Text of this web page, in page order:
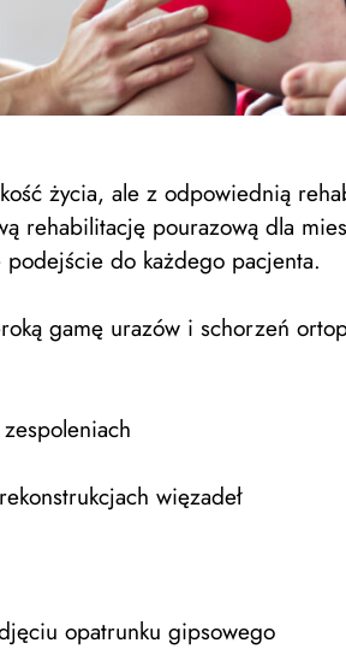
życia, ale z odpowiednią
rehabilitację pourazową dla
do każdego pacjenta.
gamę urazów i schorzeń
więzadeł
opatrunku gipsowego